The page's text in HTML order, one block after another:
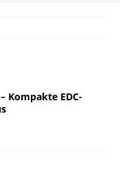
Kompakte EDC-